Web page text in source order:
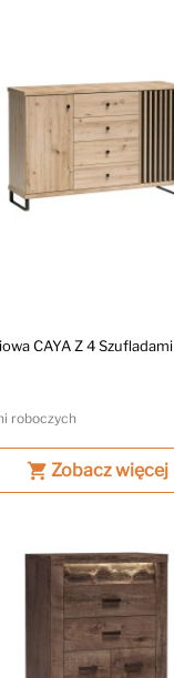
CAYA Z 4 Szufladami
roboczych
shopping_cart Zobacz więcej